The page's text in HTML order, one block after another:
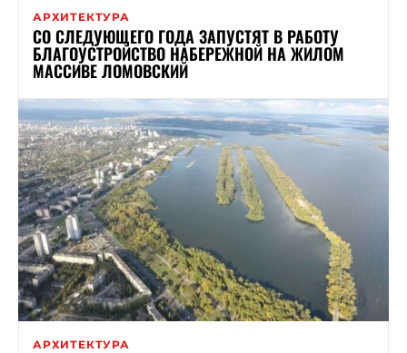
АРХИТЕКТУРА
СО СЛЕДУЮЩЕГО ГОДА ЗАПУСТЯТ В РАБОТУ
БЛАГОУСТРОЙСТВО НАБЕРЕЖНОЙ НА ЖИЛОМ
МАССИВЕ ЛОМОВСКИЙ
АРХИТЕКТУРА